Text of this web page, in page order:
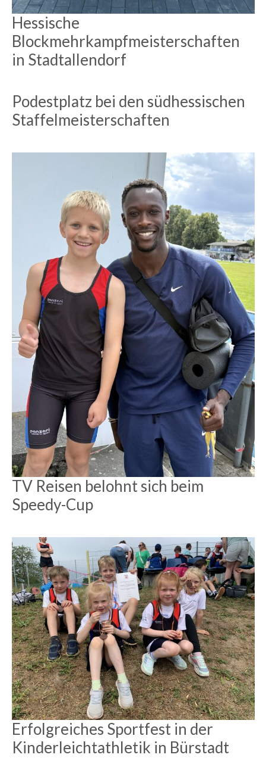
Hessische
Blockmehrkampfmeisterschaften
in Stadtallendorf
Podestplatz bei den südhessischen
Staffelmeisterschaften
TV Reisen belohnt sich beim
Speedy-Cup
Erfolgreiches Sportfest in der
Kinderleichtathletik in Bürstadt